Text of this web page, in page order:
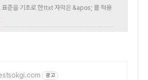
표준을 기초로 한 ttxt 자막은 &apos; 를 적용
광고